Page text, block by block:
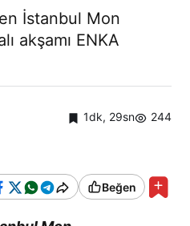
İstanbul Mon
akşamı ENKA
1dk, 29sn 244
Beğen